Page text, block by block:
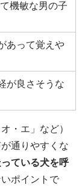
機敏な男の子
あって覚えや
が良さそうな
・エ」など）
通りやすくな
っている犬を呼
ポイントで